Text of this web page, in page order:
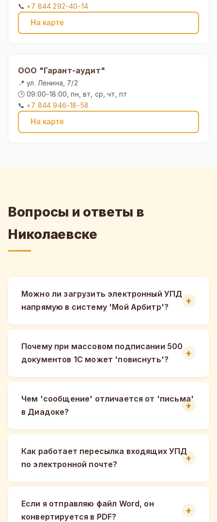
📞 +7 844 292-40-14
На карте
ООО "Гарант-аудит"
📍 ул. Ленина, 7/2
🕒 09:00-18:00, пн, вт, ср, чт, пт
📞 +7 844 946-18-58
На карте
Вопросы и ответы в
Николаевске
Можно ли загрузить электронный УПД
напрямую в систему 'Мой Арбитр'?
Почему при массовом подписании 500
документов 1С может 'повиснуть'?
Чем 'сообщение' отличается от 'письма'
в Диадоке?
Как работает пересылка входящих УПД
по электронной почте?
Если я отправляю файл Word, он
конвертируется в PDF?